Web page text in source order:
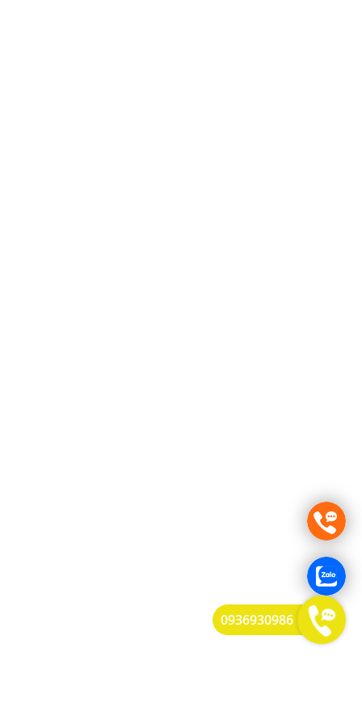
0936930986